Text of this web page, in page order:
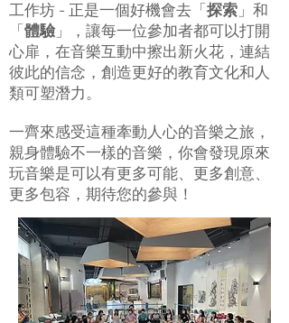
工作坊 - 正是一個好機會去「 探索 」和
「 體驗」，讓每一位參加者都可以打開
心扉，在音樂互動中擦出新火花，連結
彼此的信念，創造更好的教育文化和人
類可塑潛力。
一齊來感受這種牽動人心的音樂之旅，
親身體驗不一樣的音樂，你會發現原來
玩音樂是可以有更多可能、更多創意、
更多包容，期待您的參與！